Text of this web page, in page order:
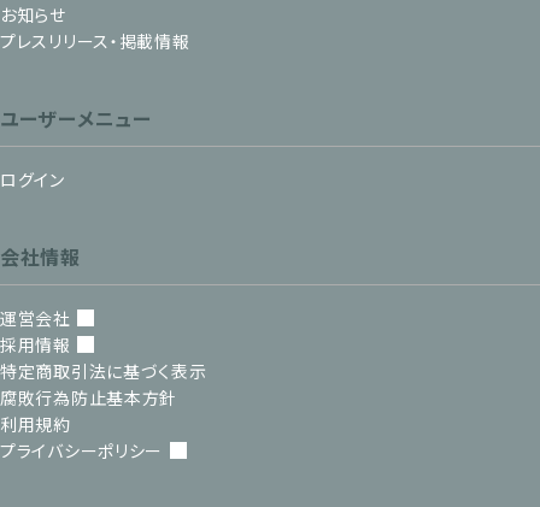
お知らせ
プレスリリース・掲載情報
ユーザーメニュー
ログイン
会社情報
運営会社
採用情報
特定商取引法に基づく表示
腐敗行為防止基本方針
利用規約
プライバシーポリシー